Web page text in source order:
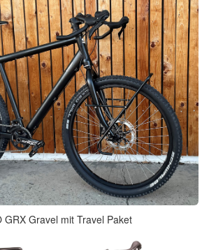
GRX Gravel mit Travel Paket